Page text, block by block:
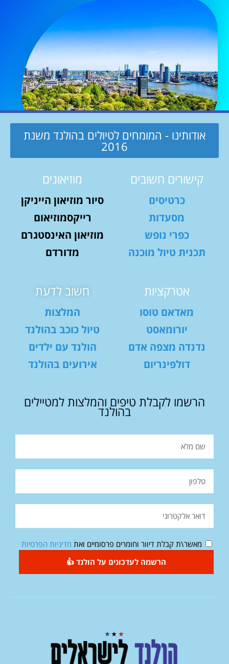
אודותינו - המומחים לטיולים בהולנד משנת
2016
קישורים חשובים
כרטיסים
מסעדות
כפרי נופש
תכנית טיול מוכנה
מוזיאונים
סיור מוזיאון הייניקן
רייקסמוזיאום
מוזיאון האינסטגרם
מדורדם
אטרקציות
מאדאם טוסו
יורומאסט
נדנדה מצפה אדם
דולפינריום
חשוב לדעת
המלצות
טיול כוכב בהולנד
הולנד עם ילדים
אירועים בהולנד
הרשמו לקבלת טיפים והמלצות למטיילים
בהולנד
מאשר\ת קבלת דיוור וחומרים פרסומיים ואת מדיניות הפרטיות
הרשמה לעדכונים על הולנד 👍